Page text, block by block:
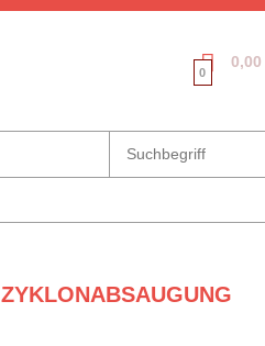
0,00
0
ZYKLONABSAUGUNG